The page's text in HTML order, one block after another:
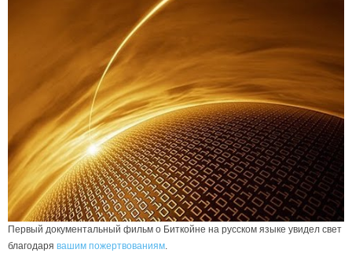
Первый документальный фильм о Биткойне на русском языке увидел свет
благодаря вашим пожертвованиям